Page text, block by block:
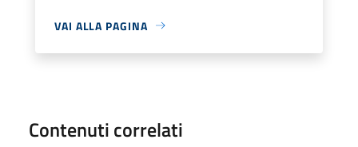
VAI ALLA PAGINA
Contenuti correlati